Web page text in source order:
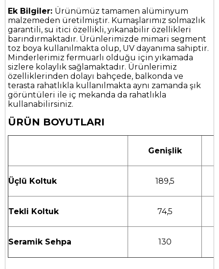
Ek Bilgiler: Ürünümüz tamamen alüminyum
malzemeden üretilmiştir. Kumaşlarımız solmazlık
garantili, su itici özellikli, yıkanabilir özellikleri
barındırmaktadır. Ürünlerimizde mimari segment
toz boya kullanılmakta olup, UV dayanıma sahiptir.
Minderlerimiz fermuarlı olduğu için yıkamada
sizlere kolaylık sağlamaktadır. Ürünlerimiz
özelliklerinden dolayı bahçede, balkonda ve
terasta rahatlıkla kullanılmakta aynı zamanda şık
görüntüleri ile iç mekanda da rahatlıkla
kullanabilirsiniz.
ÜRÜN BOYUTLARI
Genişlik
Üçlü Koltuk 189,5
Tekli Koltuk 74,5
Seramik Sehpa 130